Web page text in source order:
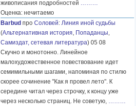
живописания подробностей ………
Оценка: нечитаемо
Barbud про Соловей: Линия иной судьбы
(Альтернативная история, Попаданцы,
Самиздат, сетевая литература) 05 08
Скучно и монотонно. Линейное
малохудожественное повествование идет
семимильными шагами, напоминая по стилю
скорее сочинение "Как я провел лето". К
середине читал через строчку, к концу уже
через несколько страниц. Не советую, ………